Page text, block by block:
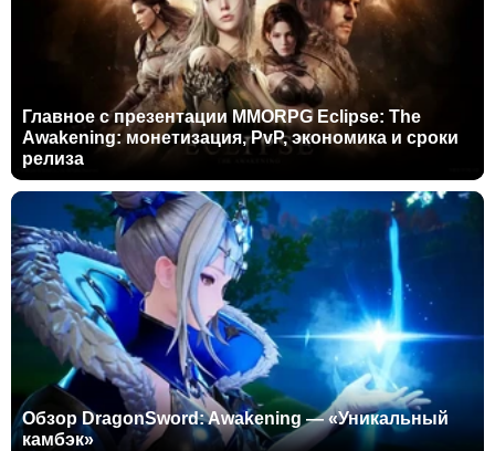
Главное с презентации MMORPG Eclipse: The
Awakening: монетизация, PvP, экономика и сроки
релиза
Обзор DragonSword: Awakening — «Уникальный
камбэк»